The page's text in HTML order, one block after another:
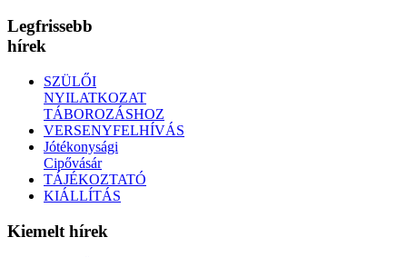
Legfrissebb
hírek
SZÜLŐI
NYILATKOZAT
TÁBOROZÁSHOZ
VERSENYFELHÍVÁS
Jótékonysági
Cipővásár
TÁJÉKOZTATÓ
KIÁLLÍTÁS
Kiemelt hírek